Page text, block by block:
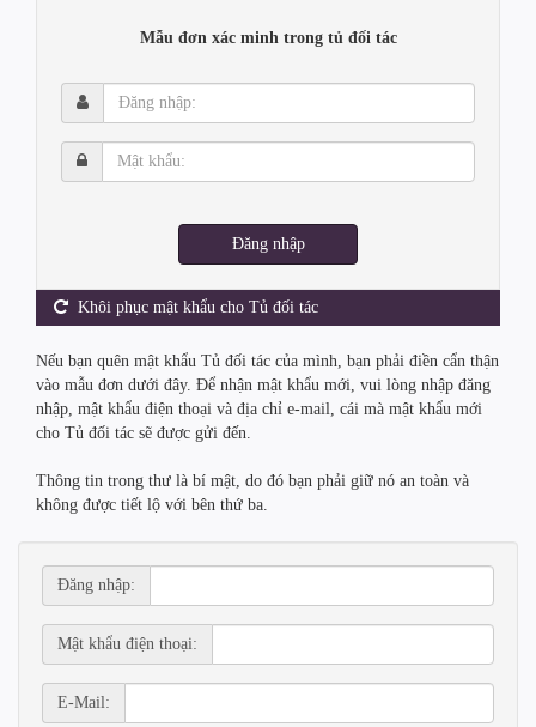
Mẫu đơn xác minh trong tủ đối tác
Đăng
nhập:
Mật
khẩu:
Đăng nhập
Khôi phục mật khẩu cho Tủ đối tác
Nếu bạn quên mật khẩu Tủ đối tác của mình, bạn phải điền cẩn thận
vào mẫu đơn dưới đây. Để nhận mật khẩu mới, vui lòng nhập đăng
nhập, mật khẩu điện thoại và địa chỉ e-mail, cái mà mật khẩu mới
cho Tủ đối tác sẽ được gửi đến.
Thông tin trong thư là bí mật, do đó bạn phải giữ nó an toàn và
không được tiết lộ với bên thứ ba.
Đăng nhập:
Mật khẩu điện thoại:
E-Mail: